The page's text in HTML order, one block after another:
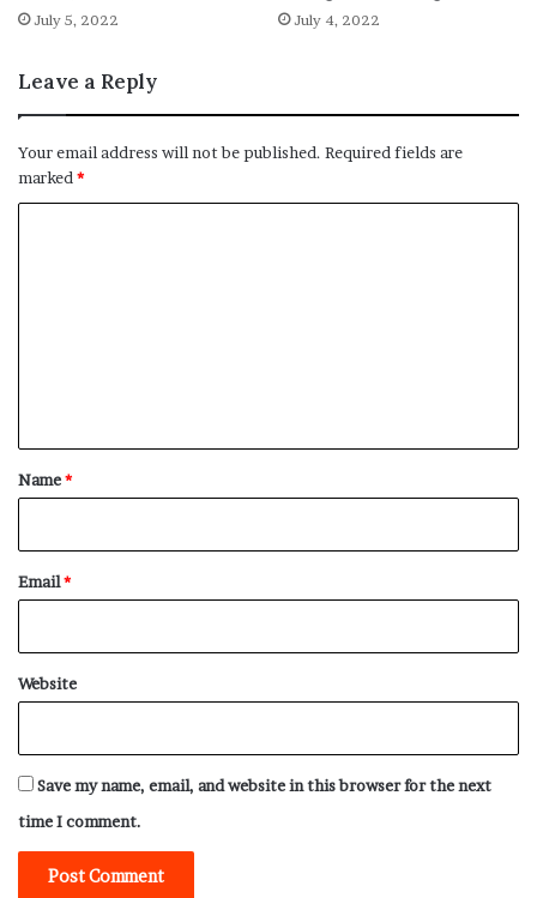
July 5, 2022 July 4, 2022
Leave a Reply
Your email address will not be published. Required fields are
marked *
*
Name*
Email*
Website
Save my name, email, and website in this browser for the next
time I comment.